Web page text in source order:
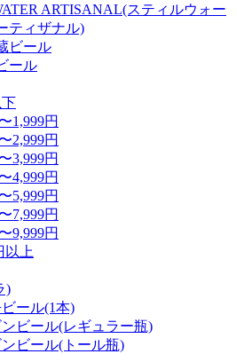
ARTISANAL(スティルウォー
ティザナル)
ビール
ール
1,999円
2,999円
3,999円
4,999円
5,999円
7,999円
9,999円
以上
)
ール(1本)
ンビール(レギュラー瓶)
ンビール(トール瓶)